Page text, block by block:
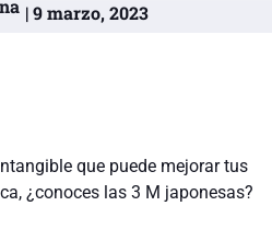
| 9 marzo, 2023
que puede mejorar tus
¿conoces las 3 M japonesas?